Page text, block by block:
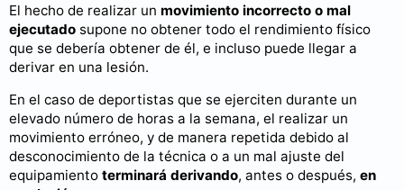
El hecho de realizar un movimiento incorrecto o mal
ejecutado supone no obtener todo el rendimiento físico
que se debería obtener de él, e incluso puede llegar a
derivar en una lesión.
En el caso de deportistas que se ejerciten durante un
elevado número de horas a la semana, el realizar un
movimiento erróneo, y de manera repetida debido al
desconocimiento de la técnica o a un mal ajuste del
equipamiento terminará derivando, antes o después, en